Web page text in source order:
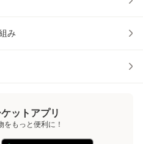
み
ットアプリ
をもっと便利に！